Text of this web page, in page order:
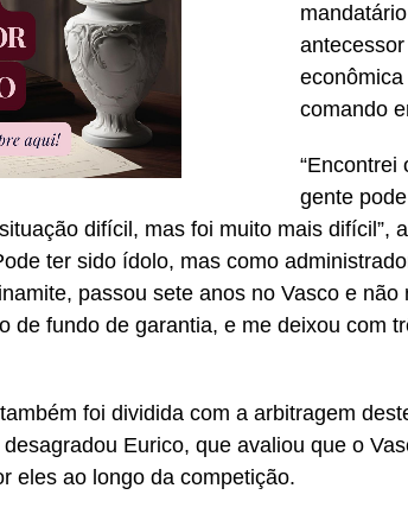
comando
“Encontrei
gente
difícil, mas foi muito mais difícil”,
ter sido ídolo, mas como
passou sete anos no Vasco e
de fundo de garantia, e me deixou com
foi dividida com a arbitragem
Eurico, que avaliou que o
eles ao longo da competição.